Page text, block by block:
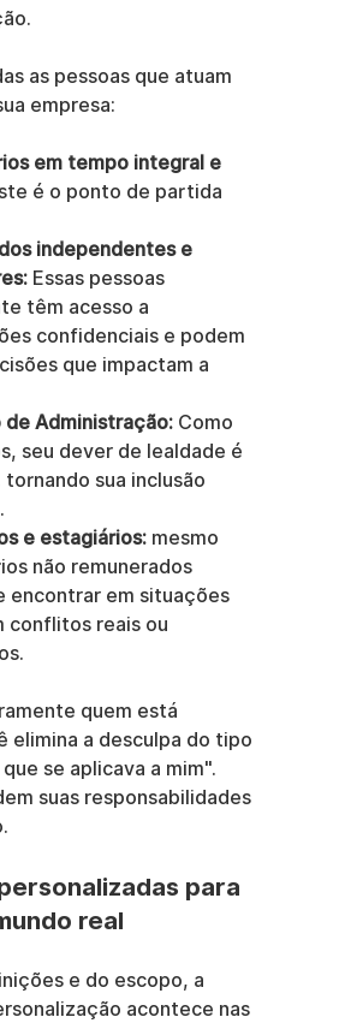
as pessoas que atuam
empresa:
em tempo integral e
é o ponto de partida
independentes e
Essas pessoas
têm acesso a
confidenciais e podem
que impactam a
de Administração: Como
seu dever de lealdade é
sua inclusão
e estagiários: mesmo
não remunerados
encontrar em situações
conflitos reais ou
quem está
elimina a desculpa do tipo
se aplicava a mim".
suas responsabilidades
para
real
e do escopo, a
acontece nas